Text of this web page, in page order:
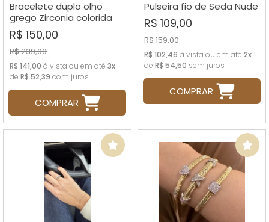
Bracelete duplo olho
grego Zirconia colorida
R$ 150,00
R$ 239,00
R$ 141,00 à vista ou em até 3x
de R$ 52,39 com juros
COMPRAR
Pulseira fio de Seda Nude
R$ 109,00
R$ 159,00
R$ 102,46 à vista ou em até 2x
de R$ 54,50 sem juros
COMPRAR